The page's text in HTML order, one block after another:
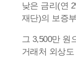
낮은 금리(연
재단)의 보증
그 3,500만 원
거래처 외상